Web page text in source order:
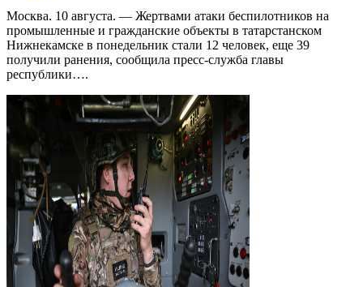
Москва. 10 августа. — Жертвами атаки беспилотников на
промышленные и гражданские объекты в татарстанском
Нижнекамске в понедельник стали 12 человек, еще 39
получили ранения, сообщила пресс-служба главы
республики….